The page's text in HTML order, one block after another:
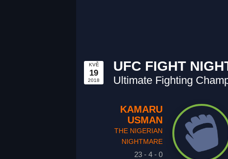
KVĚ
19
2018
UFC FIGHT
Ultimate Fighting
KAMARU
USMAN
THE NIGERIAN
NIGHTMARE
23 - 4 - 0